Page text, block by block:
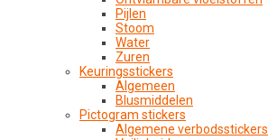
Pijlen
Stoom
Water
Zuren
Keuringsstickers
Algemeen
Blusmiddelen
Pictogram stickers
Algemene verbodsstickers